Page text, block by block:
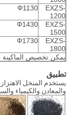
EXZS-
1200
Φ1130
EXZS-
1500
Φ1430
EXZS-
1800
Φ1730
يمكن تخصيص الماكينة
تطبيق
يستخدم المنخل
والمعادن والكيمياء